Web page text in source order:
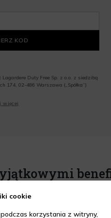
KOD
Duty Free Sp. z o.o. z siedzibą
174, 02-486 Warszawa („Spółka”)
informacji o promocjach i
więcej
cookie
korzystania z witryny,